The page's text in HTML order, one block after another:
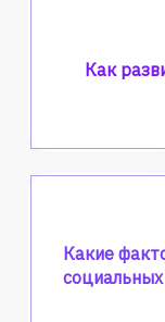
Как
Какие